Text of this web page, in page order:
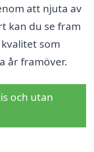
att njuta av
kan du se fram
som
år framöver.
och utan